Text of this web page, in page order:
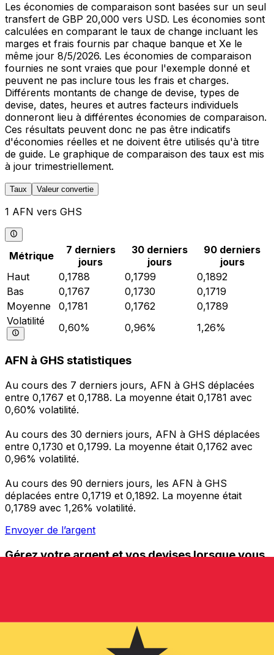
Les économies de comparaison sont basées sur un seul
transfert de GBP 20,000 vers USD. Les économies sont
calculées en comparant le taux de change incluant les
marges et frais fournis par chaque banque et Xe le
même jour 8/5/2026. Les économies de comparaison
fournies ne sont vraies que pour l'exemple donné et
peuvent ne pas inclure tous les frais et charges.
Différents montants de change de devise, types de
devise, dates, heures et autres facteurs individuels
donneront lieu à différentes économies de comparaison.
Ces résultats peuvent donc ne pas être indicatifs
d'économies réelles et ne doivent être utilisés qu'à titre
de guide. Le graphique de comparaison des taux est mis
à jour trimestriellement.
Taux Valeur convertie
1 AFN vers GHS
Métrique
7 derniers
jours
30 derniers
jours
90 derniers
jours
Haut
0,1788 0,1799
0,1892
Bas
0,1767 0,1730
0,1719
Moyenne
0,1781 0,1762
0,1789
Volatilité
0,60% 0,96% 1,26%
AFN à GHS statistiques
Au cours des 7 derniers jours, AFN à GHS déplacées
entre 0,1767 et 0,1788. La moyenne était 0,1781 avec
0,60% volatilité.
Au cours des 30 derniers jours, AFN à GHS déplacées
entre 0,1730 et 0,1799. La moyenne était 0,1762 avec
0,96% volatilité.
Au cours des 90 derniers jours, les AFN à GHS
déplacées entre 0,1719 et 0,1892. La moyenne était
0,1789 avec 1,26% volatilité.
Envoyer de l’argent
Gérez votre argent et vos devises lorsque vous
programmez des alertes de taux et transférez de
l'argent à l'étranger sans frais cachés. Téléchargez